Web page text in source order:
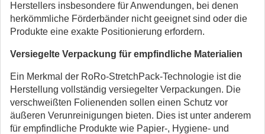
Herstellers insbesondere für Anwendungen, bei denen
herkömmliche Förderbänder nicht geeignet sind oder die
Produkte eine exakte Positionierung erfordern.
Versiegelte Verpackung für empfindliche Materialien
Ein Merkmal der RoRo-StretchPack-Technologie ist die
Herstellung vollständig versiegelter Verpackungen. Die
verschweißten Folienenden sollen einen Schutz vor
äußeren Verunreinigungen bieten. Dies ist unter anderem
für empfindliche Produkte wie Papier-, Hygiene- und